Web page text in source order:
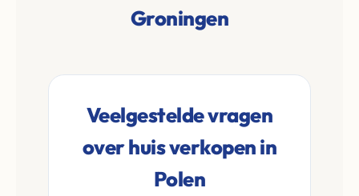
Groningen
Veelgestelde vragen
over huis verkopen in
Polen